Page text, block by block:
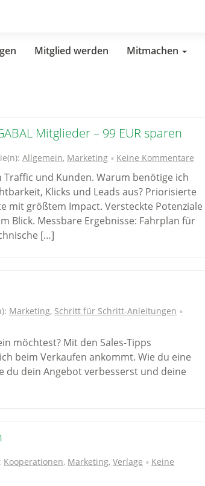
Mitglied werden Mitmachen
Mitglieder – 99 EUR sparen
Allgemein, Marketing Keine Kommentare
und Kunden. Warum benötige ich
Klicks und Leads aus? Priorisierte
mit größtem Impact. Versteckte Potenziale
Blick. Messbare Ergebnisse: Fahrplan für
[…]
Marketing, Schritt für Schritt-Anleitungen
möchtest? Mit den Sales-Tipps
beim Verkaufen ankommt. Wie du eine
du dein Angebot verbesserst und deine
Kooperationen, Marketing, Verlage
Keine